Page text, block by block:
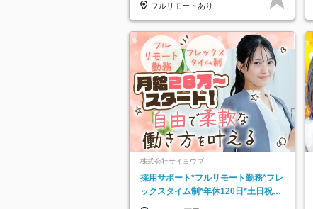
フルリモートあり
株式会社サイヨウブ
採用サポート*フルリモート勤務*フレ
ックスタイム制*年休120日*土日祝休